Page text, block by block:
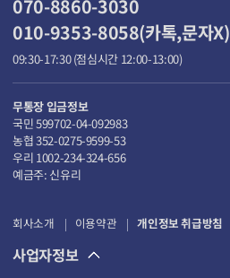
회사소개 이용약관 개인정보 취급방침
사업자정보
070-8860-3030
010-9353-8058(카톡,문자X)
09:30-17:30 (점심시간 12:00-13:00)
무통장 입금정보
국민 599702-04-092983
농협 352-0275-9599-53
우리 1002-234-324-656
예금주: 신유리